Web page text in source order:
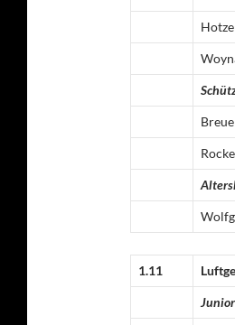
Hotze
Rocke
1.11